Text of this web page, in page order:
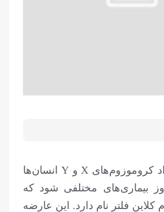
عدم توازن در تعداد کروموزوم‌های X و Y انسان‌ها
بیماری‌های مختلفی شود که
کلاین فلتر نام دارد. این عارضه